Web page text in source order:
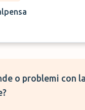
o problemi con